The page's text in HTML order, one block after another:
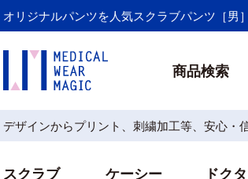
オリジナルパンツを人気スクラブパンツ［男
商品検索
デザインからプリント、刺繍加工等、安心・
スクラブ ケーシー ドク